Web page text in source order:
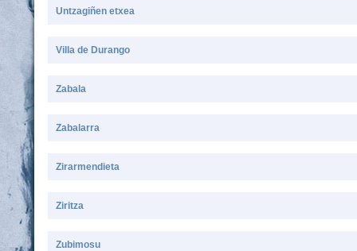
Untzagiñen etxea
Villa de Durango
Zabala
Zabalarra
Zirarmendieta
Ziritza
Zubimosu